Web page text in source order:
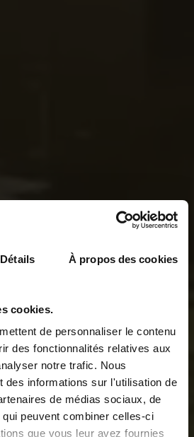
Détails À propos des cookies
cookies.
de personnaliser le contenu
des fonctionnalités relatives aux
notre trafic. Nous
des informations sur l'utilisation de
de médias sociaux, de
peuvent combiner celles-ci
que vous leur avez fournies